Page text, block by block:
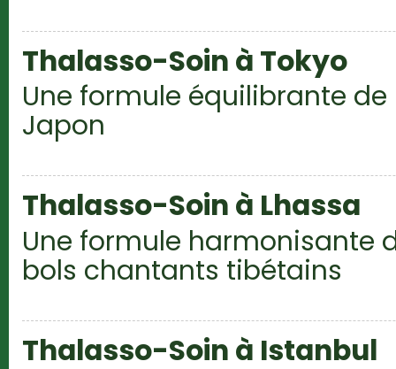
Thalasso-Soin à Tokyo
Une formule équilibrante
Japon
Thalasso-Soin à Lhassa
Une formule harmonisante
bols chantants tibétains
Thalasso-Soin à Istanbul